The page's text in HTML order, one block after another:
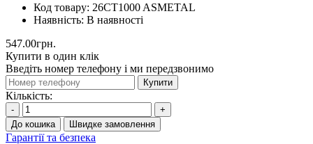
Код товару: 26CT1000 ASMETAL
Наявність: В наявності
547.00грн.
Купити в один клік
Введіть номер телефону і ми передзвонимо
Купити
Кількість:
-
+
До кошика
Швидке замовлення
Гарантії та безпека